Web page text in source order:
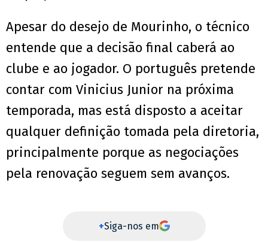
Apesar do desejo de Mourinho, o técnico
entende que a decisão final caberá ao
clube e ao jogador. O português pretende
contar com Vinicius Junior na próxima
temporada, mas está disposto a aceitar
qualquer definição tomada pela diretoria,
principalmente porque as negociações
pela renovação seguem sem avanços.
+Siga-nos em